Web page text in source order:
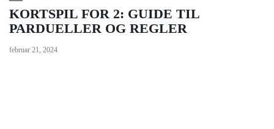
KORTSPIL FOR 2: GUIDE TIL
PARDUELLER OG REGLER
februar 21, 2024